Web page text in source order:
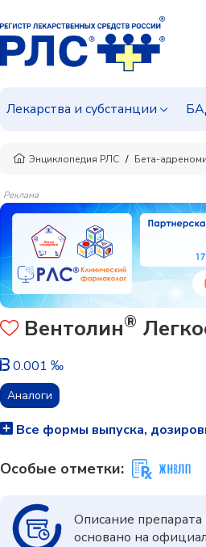
Лекарства и субстанции
Энциклопедия РЛС Бета-
Реклама
Вентолин®
0.001 ‰
Аналоги
Все формы выпуска,
Особые отметки:
Описание препарата
основано на